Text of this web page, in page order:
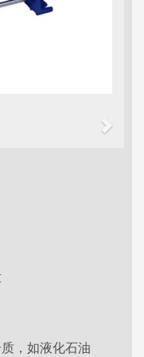
，如液化石油